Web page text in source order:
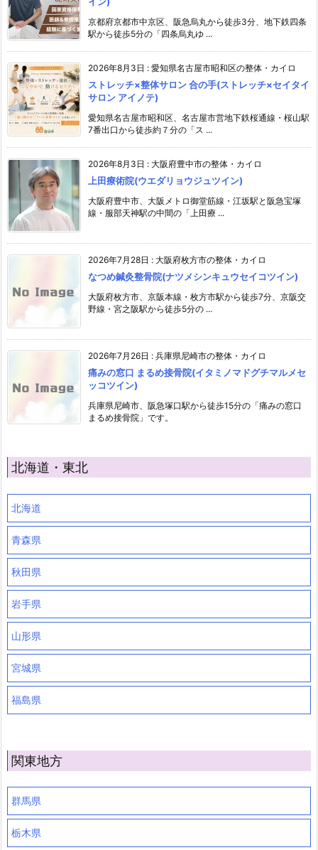
京都府京都市中京区、阪急烏丸から徒歩3分、地下鉄四条
駅から徒歩5分の「四条烏丸ゆ ...
2026年8月3日 : 愛知県名古屋市昭和区の整体・カイロ
ストレッチ×整体サロン 合の手(ストレッチ×セイタイ
サロン アイノテ)
愛知県名古屋市昭和区、名古屋市営地下鉄桜通線・桜山駅
7番出口から徒歩約７分の「ス ...
2026年8月3日 : 大阪府豊中市の整体・カイロ
上田療術院(ウエダリョウジュツイン)
大阪府豊中市、大阪メトロ御堂筋線・江坂駅と阪急宝塚
線・服部天神駅の中間の「上田療 ...
2026年7月28日 : 大阪府枚方市の整体・カイロ
なつめ鍼灸整骨院(ナツメシンキュウセイコツイン)
大阪府枚方市、京阪本線・枚方市駅から徒歩7分、京阪交
野線・宮之阪駅から徒歩5分の ...
2026年7月26日 : 兵庫県尼崎市の整体・カイロ
痛みの窓口 まるめ接骨院(イタミノマドグチマルメセ
ッコツイン)
兵庫県尼崎市、阪急塚口駅から徒歩15分の「痛みの窓口
まるめ接骨院」です。
北海道・東北
北海道
青森県
秋田県
岩手県
山形県
宮城県
福島県
関東地方
群馬県
栃木県